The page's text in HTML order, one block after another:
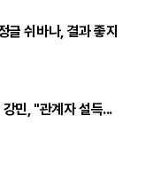
글 쉬바나, 결과 좋지
민, "관계자 설득...